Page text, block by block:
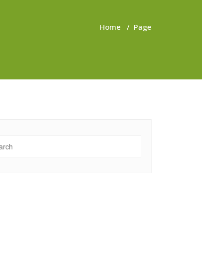
Home / Page